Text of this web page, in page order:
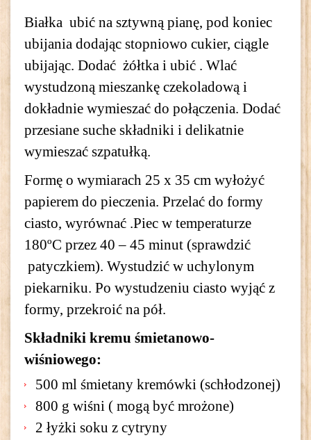
Białka ubić na sztywną pianę, pod koniec
ubijania dodając stopniowo cukier, ciągle
ubijając. Dodać żółtka i ubić . Wlać
wystudzoną mieszankę czekoladową i
dokładnie wymieszać do połączenia. Dodać
przesiane suche składniki i delikatnie
wymieszać szpatułką.
Formę o wymiarach 25 x 35 cm wyłożyć
papierem do pieczenia. Przelać do formy
ciasto, wyrównać .Piec w temperaturze
180ºC przez 40 – 45 minut (sprawdzić
patyczkiem). Wystudzić w uchylonym
piekarniku. Po wystudzeniu ciasto wyjąć z
formy, przekroić na pół.
Składniki kremu śmietanowo-
wiśniowego:
500 ml śmietany kremówki (schłodzonej)
800 g wiśni ( mogą być mrożone)
2 łyżki soku z cytryny